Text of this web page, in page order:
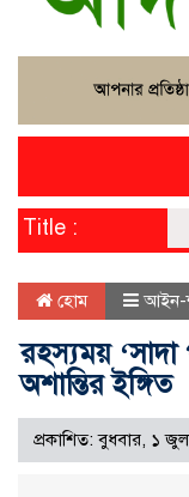
Title :
হোম আইন-
রহস্যময় ‘সাদা
অশান্তির ইঙ্গিত
প্রকাশিত: বুধবার, ১